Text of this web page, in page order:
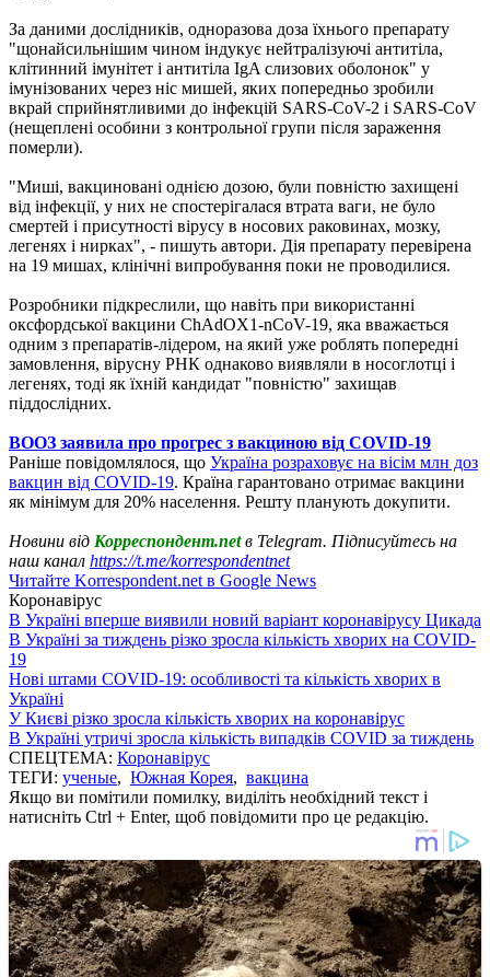
За даними дослідників, одноразова доза їхнього препарату
"щонайсильнішим чином індукує нейтралізуючі антитіла,
клітинний імунітет і антитіла IgA слизових оболонок" у
імунізованих через ніс мишей, яких попередньо зробили
вкрай сприйнятливими до інфекцій SARS-CoV-2 і SARS-CoV
(нещеплені особини з контрольної групи після зараження
померли).
"Миші, вакциновані однією дозою, були повністю захищені
від інфекції, у них не спостерігалася втрата ваги, не було
смертей і присутності вірусу в носових раковинах, мозку,
легенях і нирках", - пишуть автори. Дія препарату перевірена
на 19 мишах, клінічні випробування поки не проводилися.
Розробники підкреслили, що навіть при використанні
оксфордської вакцини ChAdOX1-nCoV-19, яка вважається
одним з препаратів-лідером, на який уже роблять попередні
замовлення, вірусну РНК однаково виявляли в носоглотці і
легенях, тоді як їхній кандидат "повністю" захищав
піддослідних.
ВООЗ заявила про прогрес з вакциною від COVID-19
Раніше повідомлялося, що Україна розраховує на вісім млн доз
вакцин від COVID-19. Країна гарантовано отримає вакцини
як мінімум для 20% населення. Решту планують докупити.
Новини від Корреспондент.netв Telegram. Підписуйтесь на
наш канал https://t.me/korrespondentnet
Читайте Korrespondent.net в Google News
Коронавірус
В Україні вперше виявили новий варіант коронавірусу Цикада
В Україні за тиждень різко зросла кількість хворих на COVID-
19
Нові штами COVID-19: особливості та кількість хворих в
Україні
У Києві різко зросла кількість хворих на коронавірус
В Україні утричі зросла кількість випадків COVID за тиждень
СПЕЦТЕМА: Коронавірус
ТЕГИ: ученые, Южная Корея, вакцина
Якщо ви помітили помилку, виділіть необхідний текст і
натисніть Ctrl + Enter, щоб повідомити про це редакцію.